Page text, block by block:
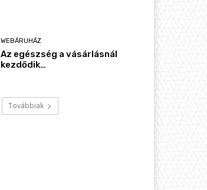
WEBÁRUHÁZ
Az egészség a vásárlásnál
kezdődik…
Továbbiak